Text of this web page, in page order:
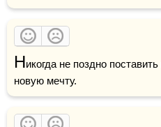
Никогда не поздно
новую мечту.